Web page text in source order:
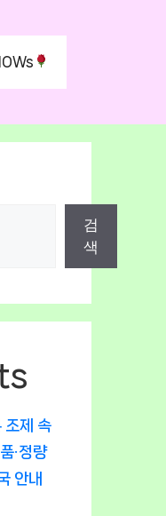
검
색
조제 속
·정량
안내